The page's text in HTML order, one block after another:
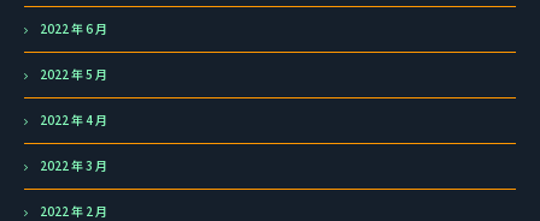
2022 年 6 月
2022 年 5 月
2022 年 4 月
2022 年 3 月
2022 年 2 月